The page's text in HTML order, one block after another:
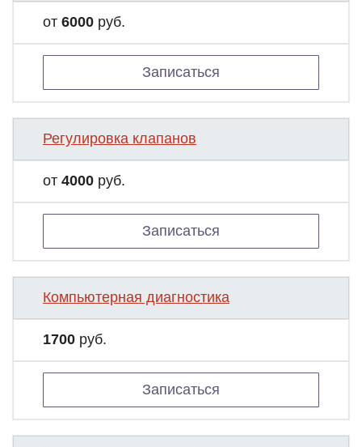
от 6000 руб.
Записаться
Регулировка клапанов
от 4000 руб.
Записаться
Компьютерная диагностика
1700 руб.
Записаться